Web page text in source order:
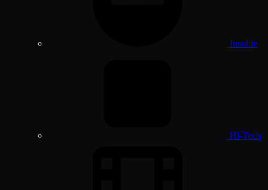
Insolite
Hi-Tech